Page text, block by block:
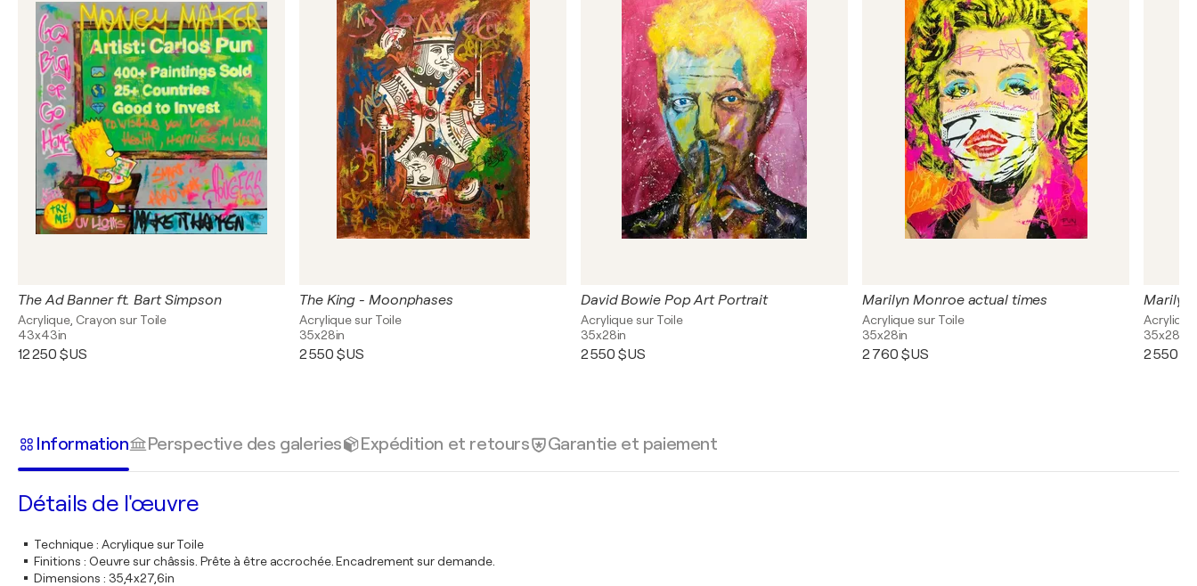
The Ad Banner ft. Bart Simpson
Acrylique, Crayon sur Toile
43x43in
12 250 $US
The King - Moonphases
Acrylique sur Toile
35x28in
2 550 $US
David Bowie Pop Art Portrait
Acrylique sur Toile
35x28in
2 550 $US
Marilyn Monroe actual times
Acrylique sur Toile
35x28in
2 760 $US
Marilyn
35x28in
2 550
Information Perspective des galeries Expédition et retours Garantie et paiement
Détails de l'œuvre
Technique: Acrylique sur Toile
Finitions : Oeuvre sur châssis. Prête à être accrochée. Encadrement sur demande.
Dimensions : 35,4x27,6in